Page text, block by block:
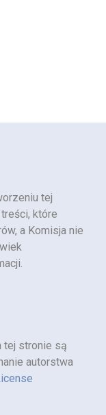
tej
które
a Komisja nie
tej stronie są
autorstwa